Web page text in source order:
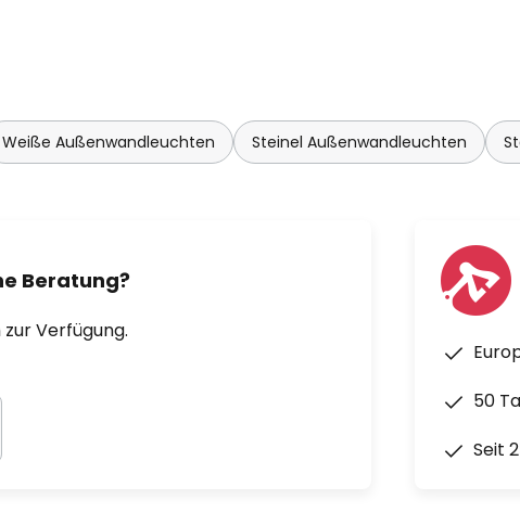
im Betrieb - 20 bis + 40 °C
, neig- und arretierbar
Weiße Außenwandleuchten Steinel Außenwandleuchten
Beratung?
Verfügung.
50
Seit